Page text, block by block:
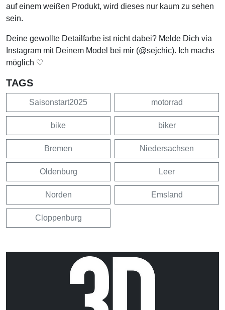
auf einem weißen Produkt, wird dieses nur kaum zu sehen
sein.
Deine gewollte Detailfarbe ist nicht dabei? Melde Dich via
Instagram mit Deinem Model bei mir (@sejchic). Ich machs
möglich ♡
TAGS
Saisonstart2025 motorrad
bike biker
Bremen Niedersachsen
Oldenburg Leer
Norden Emsland
Cloppenburg